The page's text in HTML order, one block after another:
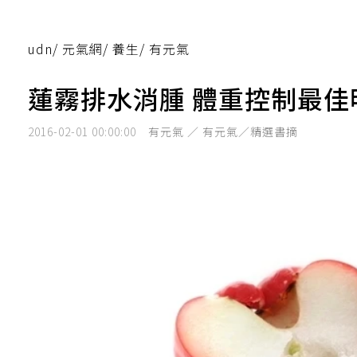
udn/ 元氣網/ 養生/ 有元氣
蓮霧排水消腫 體重控制最
2016-02-01 00:00:00 有元氣 ／ 有元氣／精選書摘